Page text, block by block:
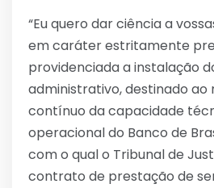
“Eu quero dar ciência a
em caráter estritamente
providenciada a instalação
administrativo, destinado
contínuo da capacidade
operacional do Banco de
com o qual o Tribunal de
contrato de prestação de